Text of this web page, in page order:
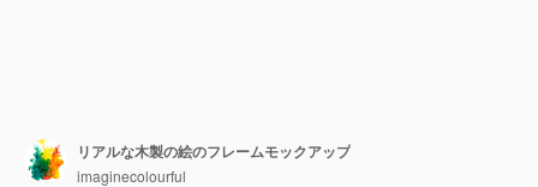
リアルな木製の絵のフレームモックアップ
imaginecolourful